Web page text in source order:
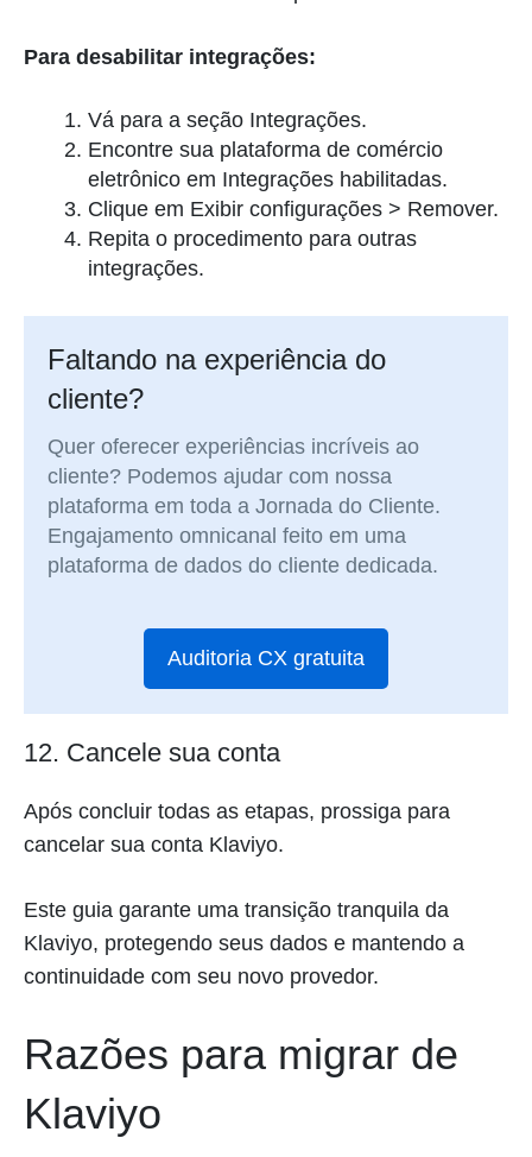
Para desabilitar integrações:
Vá para a seção Integrações.
Encontre sua plataforma de comércio
eletrônico em Integrações habilitadas.
Clique em Exibir configurações > Remover.
Repita o procedimento para outras
integrações.
Faltando na experiência do
cliente?
Quer oferecer experiências incríveis ao
cliente? Podemos ajudar com nossa
plataforma em toda a Jornada do Cliente.
Engajamento omnicanal feito em uma
plataforma de dados do cliente dedicada.
Auditoria CX gratuita
12. Cancele sua conta
Após concluir todas as etapas, prossiga para
cancelar sua conta Klaviyo.
Este guia garante uma transição tranquila da
Klaviyo, protegendo seus dados e mantendo a
continuidade com seu novo provedor.
Razões para migrar de
Klaviyo